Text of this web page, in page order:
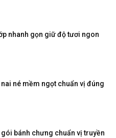
nhanh gọn giữ độ tươi ngon
né mềm ngọt chuẩn vị đúng
gói bánh chưng chuẩn vị truyền